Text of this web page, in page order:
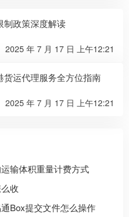
制政策深度解读
2025 年 7 月 17 日 上午12:21
货运代理服务全方位指南
2025 年 7 月 17 日 上午12:21
输体积重量计费方式
收
Box提交文件怎么操作